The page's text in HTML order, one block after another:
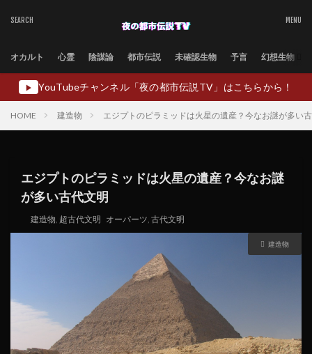
オカルト 心霊 陰謀論 都市伝説 未確認生物 予言 幻想生物
▶ YouTubeチャンネル「夜の都市伝説TV」はこちらから！
HOME 建造物 エジプトのピラミッドは火星の遺産？今なお謎が多い
エジプトのピラミッドは火星の遺産？今なお謎
が多い古代文明
建造物, 超古代文明 オーパーツ, 古代文明
建造物